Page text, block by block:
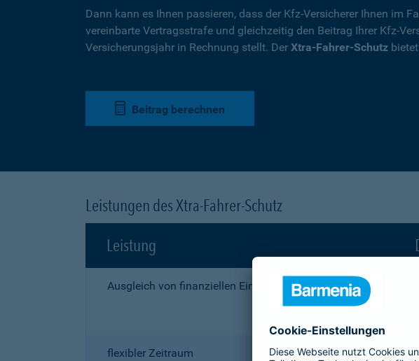
Dann kann es Ihnen passieren, dass der Kfz-Versicherer Ihnen im
vereinbarte Vertragsstrafe und gleichzeitig den Beitrag Ihrer Kfz-
Versicherungsjahr in Rechnung stellt. Der Xtra-Fahrer-Schutz
Beitrag berechnen
Leistungen des Xtra-Fahrer-Schutz
Leistung
Ausgleich von finanziellen Einbußen
flexibler Zeitraum
1,